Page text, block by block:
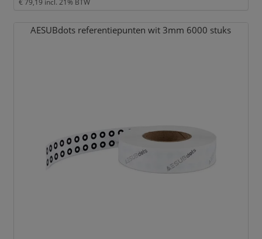
AESUBdots referentiepunten wit 3mm 6000 stuks